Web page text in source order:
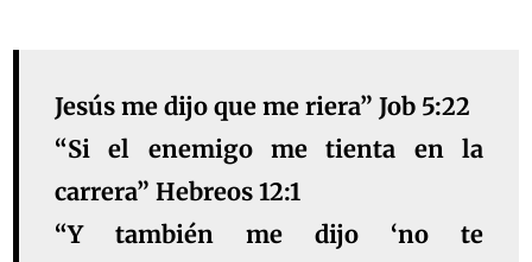
Jesús me dijo que me riera” Job 5:22
“Si el enemigo me tienta en la
carrera” Hebreos 12:1
“Y también me dijo ‘no te